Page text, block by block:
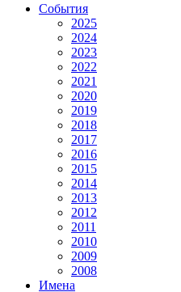
События
2025
2024
2023
2022
2021
2020
2019
2018
2017
2016
2015
2014
2013
2012
2011
2010
2009
2008
Имена